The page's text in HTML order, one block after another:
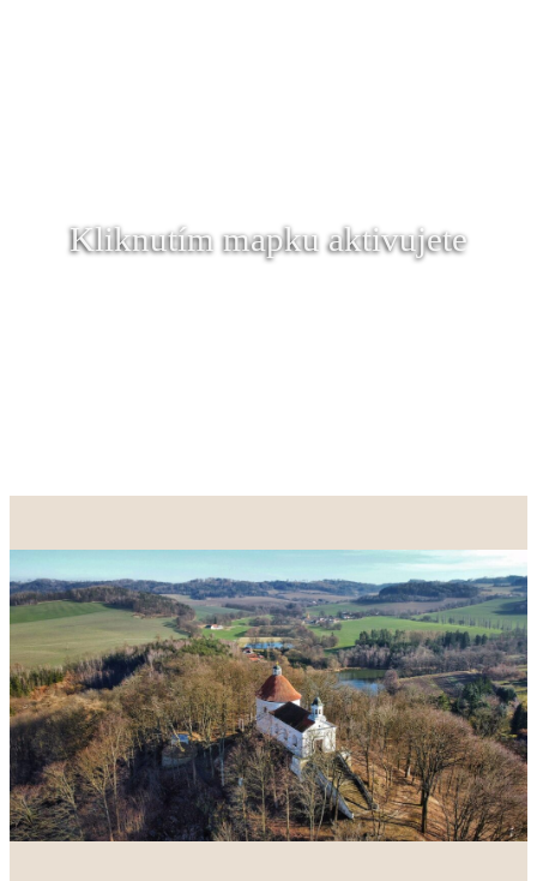
Kliknutím mapku aktivujete